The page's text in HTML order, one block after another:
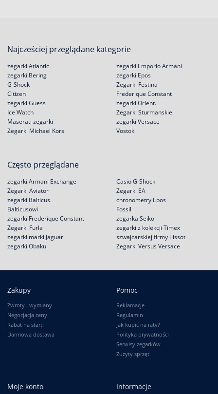
Najcześciej przeglądane kategorie
zegarki Atlantic
zegarki Bering
G-Shock
Citizen
zegarki Emporio Armani
zegarki Epos
Zegarki Festina
Frederique Constant
zegarki Guess
Ice Watch
Maserati zegarki
Zegarki Michael Kors
zegarki Orient.
Zegarki Sturmanskie
zegarki Versace
Vostok
Często przeglądane
zegarki Armani Exchange
Zegarki Aviator
zegarki Balticus.
Balticusowi
Casio G-Shock
Zegarki EA
chronometry Epos
Fossil
zegarki Frederique Constant
Zegarki Furla
zegarki marki Jaguar
zegarki Obaku
zegarka Seiko
zegarki z kolekcji Timex
szwajcarskiej firmy Tissot
Zegarki Versus Versace
Zakupy
Zwroty i wymiany
Negocjacja ceny
Rabat na start!
Darmowa dostawa
Pomoc
Reklamacje
Regulamin
Jak kupić na raty?
Polityka prywatności
Serwisy zegarków
Zużyty sprzęt
Moje konto Informacje